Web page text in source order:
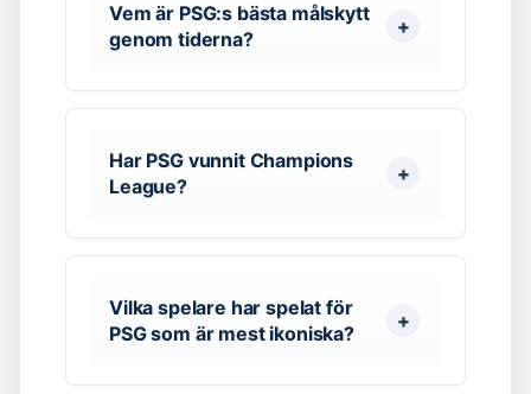
Vem är PSG:s bästa målskytt
genom tiderna?
Har PSG vunnit Champions
League?
Vilka spelare har spelat för
PSG som är mest ikoniska?